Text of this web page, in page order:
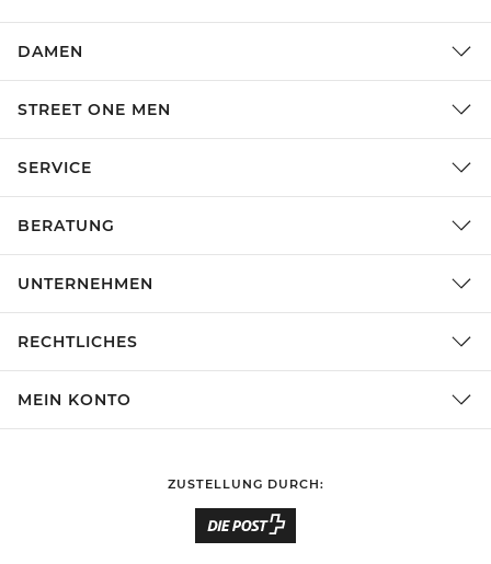
DAMEN
STREET ONE MEN
SERVICE
BERATUNG
UNTERNEHMEN
RECHTLICHES
MEIN KONTO
ZUSTELLUNG DURCH: